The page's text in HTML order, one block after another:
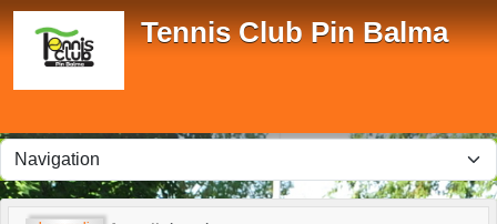
Tennis Club Pin Balma
Panneau de gestion des cookies